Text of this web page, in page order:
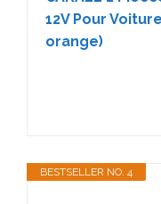
12V Pour Voiture
orange)
BESTSELLER NO. 4